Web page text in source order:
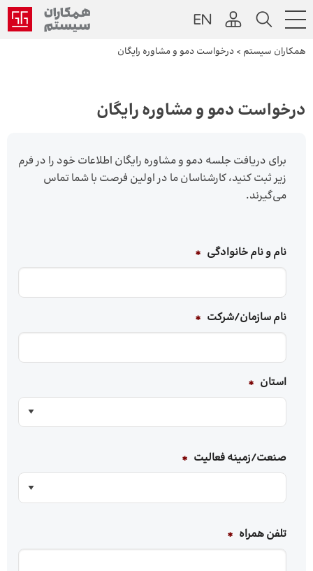
همکاران سیستم > درخواست دمو و مشاوره رایگان
درخواست دمو و مشاوره رایگان
برای دریافت جلسه دمو و مشاوره رایگان اطلاعات خود را در فرم
زیر ثبت کنید، کارشناسان ما در اولین فرصت با شما تماس
می‌گیرند.
نام و نام خانوادگی *
نام سازمان/شرکت *
استان *
صنعت/زمینه‌ فعالیت *
تلفن همراه *